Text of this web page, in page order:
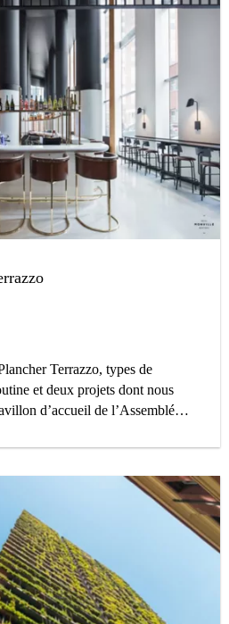
Terrazzo, types de
et deux projets dont nous
d’accueil de l’Assemblée